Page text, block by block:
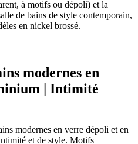
à motifs ou dépoli) et la
de bains de style contemporain,
en nickel brossé.
modernes en
| Intimité
modernes en verre dépoli et en
et de style. Motifs